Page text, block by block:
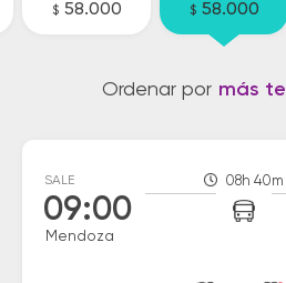
$ 58.000 $ 58.000
Ordenar por más
SALE
09:00
Mendoza
08h 40m